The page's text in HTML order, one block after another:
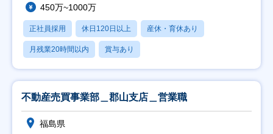
450万~1000万
正社員採用 休日120日以上 産休・育休あり
月残業20時間以内 賞与あり
不動産売買事業部＿郡山支店＿営業職
福島県